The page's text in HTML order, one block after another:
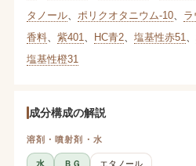
タノール、 ポリクオタニウム-10、
香料、 紫401 HC青2、 塩基性赤51
塩基性橙31
成分構成の解説
溶剤・噴射剤・水
水 ＢＧ
エタノール